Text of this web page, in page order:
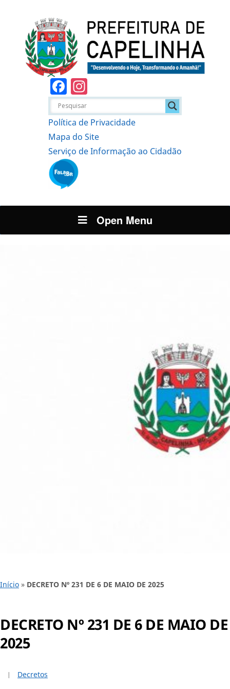
Facebook
Política de Privacidade
Mapa do Site
Serviço de Informação ao Cidadão
Open Menu
Início » DECRETO Nº 231 DE 6 DE MAIO DE 2025
DECRETO Nº 231 DE 6 DE MAIO DE
2025
Decretos